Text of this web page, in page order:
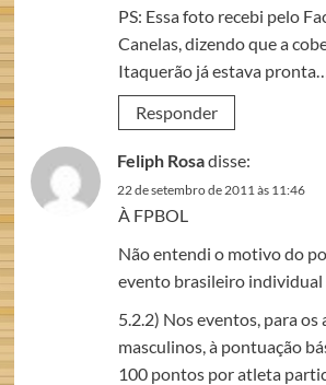
PS: Essa foto recebi pelo
Canelas, dizendo que a
Itaquerão já estava
Responder
Feliph Rosadisse:
22 de setembro de 2011 às 11:46
À FPBOL
Não entendi o motivo do
evento brasileiro individual
5.2.2) Nos eventos, para os
masculinos, à pontuação
100 pontos por atleta